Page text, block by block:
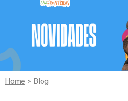
Home > Blog